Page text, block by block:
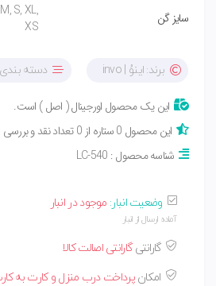
سایز گن
S, XL,
XS
برند: اینوُ | invo دسته
این یک محصول اورجینال ( اصل ) است.
این محصول 0 ستاره از 0 تعداد نقد و بررسی
شناسه محصول : LC-540
وضعیت انبار: موجود در انبار
آماده ارسال از انبار
گارانتیگارانتی اصالت کالا
امکانپرداخت درب منزل و کارت به